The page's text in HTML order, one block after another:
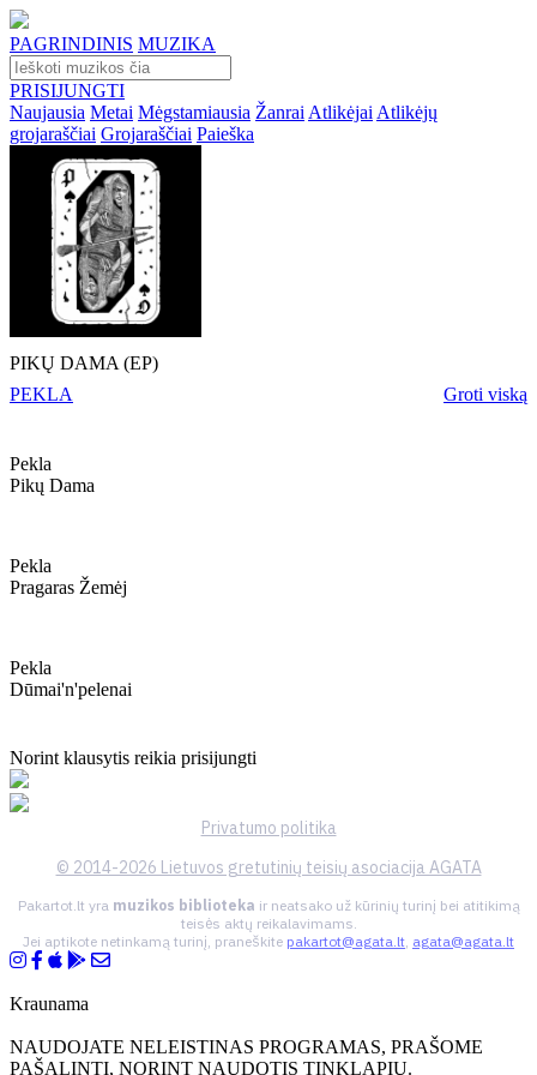
PAGRINDINIS MUZIKA
PRISIJUNGTI
Naujausia Metai Mėgstamiausia Žanrai Atlikėjai Atlikėjų
grojaraščiai Grojaraščiai Paieška
PIKŲ DAMA (EP)
PEKLA
Groti viską
Pekla
Pikų Dama
Pekla
Pragaras Žemėj
Pekla
Dūmai'n'pelenai
Norint klausytis reikia prisijungti
Privatumo politika
© 2014-2026 Lietuvos gretutinių teisių asociacija AGATA
Pakartot.lt yra muzikos biblioteka ir neatsako už kūrinių turinį bei atitikimą
teisės aktų reikalavimams.
Jei aptikote netinkamą turinį, praneškite pakartot@agata.lt, agata@agata.lt
Kraunama
NAUDOJATE NELEISTINAS PROGRAMAS, PRAŠOME
PAŠALINTI, NORINT NAUDOTIS TINKLAPIU.